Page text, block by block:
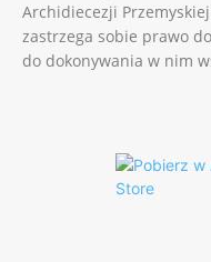
Archidiecezji
zastrzega sobie prawo
do dokonywania w nim